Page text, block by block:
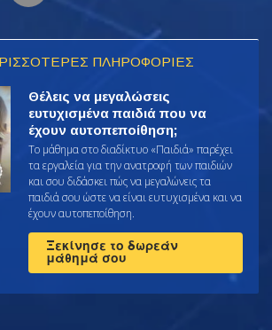
ΠΛΗΡΟΦΟΡΙΕΣ
Θέλεις να μεγαλώσεις
ευτυχισμένα παιδιά που να
έχουν αυτοπεποίθηση;
Το μάθημα στο διαδίκτυο «Παιδιά» παρέχει
τα εργαλεία για την ανατροφή των παιδιών
και σου διδάσκει πώς να μεγαλώνεις τα
παιδιά σου ώστε να είναι ευτυχισμένα και να
έχουν αυτοπεποίθηση.
Ξεκίνησε το δωρεάν
μάθημά σου